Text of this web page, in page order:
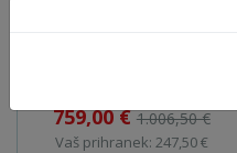
759,00 €1.006,50 €
Vaš prihranek: 247,50 €